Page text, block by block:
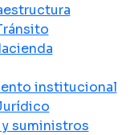
institucional
y suministros